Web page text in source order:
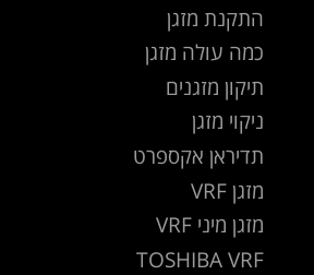
התקנת מזגן
כמה עולה מזגן
תיקון מזגנים
ניקוי מזגן
תדיראן אקספרט
מזגן VRF
מזגן מיני VRF
TOSHIBA VRF